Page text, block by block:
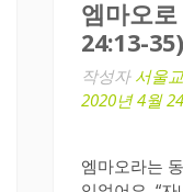
엠마오
24:13-35)
작성자 서울
2020년 4월
엠마오라는